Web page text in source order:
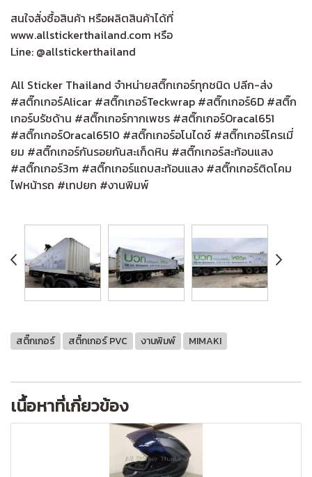
สนใจสั่งซื้อสินค้า หรือผลิตสินค้าได้ที่
www.allstickerthailand.com หรือ
Line: @allstickerthailand
All Sticker Thailand จำหน่ายสติ๊กเกอร์ทุกชนิด ปลีก-ส่ง
#สติ๊กเกอร์Alicar #สติ๊กเกอร์Teckwrap #สติ๊กเกอร์6D #สติ๊ก
เกอร์บรัชด้าน #สติ๊กเกอร์กากเพชร #สติ๊กเกอร์Oracal651
#สติ๊กเกอร์Oracal6510 #สติ๊กเกอร์อโนไดซ์ #สติ๊กเกอร์โครเมี่
ยม #สติ๊กเกอร์กันรอยกันสะเก็ดหิน #สติ๊กเกอร์สะท้อนแสง
#สติ๊กเกอร์3m #สติ๊กเกอร์แถบสะท้อนแสง #สติ๊กเกอร์ติดโคม
ไฟหน้ารถ #เทปยก #งานพิมพ์
สติ๊กเกอร์ สติ๊กเกอร์ PVC งานพิมพ์ MIMAKI
เนื้อหาที่เกี่ยวข้อง